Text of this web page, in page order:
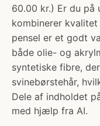
60.00 kr.) Er du på
kombinerer
pensel er et godt
både olie- og
syntetiske fibre,
svinebørstehår,
Dele af indholdet
med hjælp fra AI.